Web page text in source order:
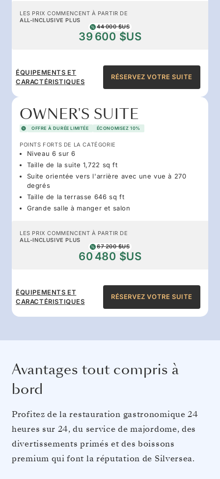
LES PRIX COMMENCENT À PARTIR DE
ALL-INCLUSIVE PLUS
44 000 $US
39 600 $US
ÉQUIPEMENTS ET
CARACTÉRISTIQUES
RÉSERVEZ VOTRE SUITE
OWNER'S SUITE
OFFRE À DURÉE LIMITÉE ÉCONOMISEZ 10%
POINTS FORTS DE LA CATÉGORIE
Niveau 6 sur 6
Taille de la suite 1,722 sq ft
Suite orientée vers l'arrière avec une vue à 270
degrés
Taille de la terrasse 646 sq ft
Grande salle à manger et salon
LES PRIX COMMENCENT À PARTIR DE
ALL-INCLUSIVE PLUS
67 200 $US
60 480 $US
ÉQUIPEMENTS ET
CARACTÉRISTIQUES
RÉSERVEZ VOTRE SUITE
Avantages tout compris à
bord
Profitez de la restauration gastronomique 24
heures sur 24, du service de majordome, des
divertissements primés et des boissons
premium qui font la réputation de Silversea.